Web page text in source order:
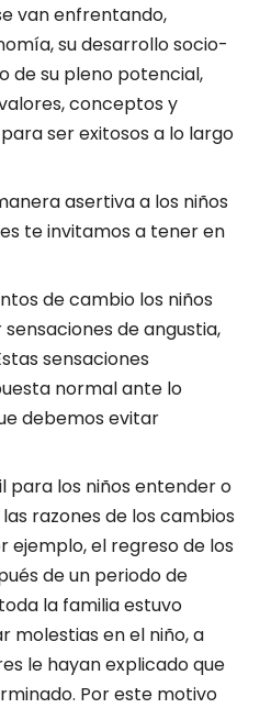
van enfrentando,
su desarrollo socio-
de su pleno potencial,
conceptos y
ser exitosos a lo largo
asertiva a los niños
te invitamos a tener en
de cambio los niños
de angustia,
sensaciones
normal ante lo
debemos evitar
los niños entender o
razones de los cambios
ejemplo, el regreso de los
de un periodo de
la familia estuvo
molestias en el niño, a
le hayan explicado que
Por este motivo